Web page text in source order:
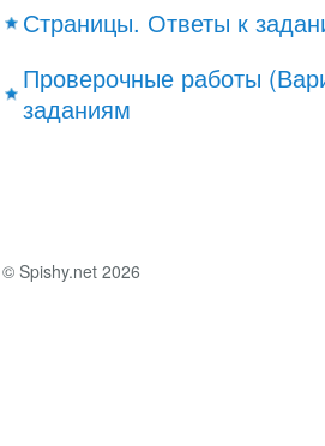
Страницы. Ответы к
Проверочные работы
заданиям
© Spishy.net 2026